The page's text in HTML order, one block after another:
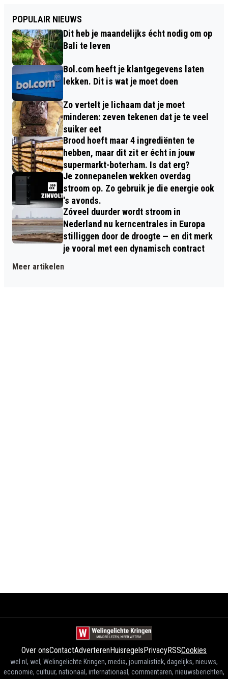
POPULAIR NIEUWS
Dit heb je maandelijks écht nodig om op
Bali te leven
Bol.com heeft je klantgegevens laten
lekken. Dit is wat je moet doen
Zo vertelt je lichaam dat je moet
minderen: zeven tekenen dat je te veel
suiker eet
Brood hoeft maar 4 ingrediënten te
hebben, maar dit zit er écht in jouw
supermarkt-boterham. Is dat erg?
Je zonnepanelen wekken overdag
stroom op. Zo gebruik je die energie ook
's avonds.
Zóveel duurder wordt stroom in
Nederland nu kerncentrales in Europa
stilliggen door de droogte — en dit merk
je vooral met een dynamisch contract
Meer artikelen
Over onsContactAdverterenHuisregelsPrivacyRSSCookies
wel.nl, wel, Welingelichte Kringen, media, journalistiek, dagelijks, nieuws,
economie, cultuur, nationaal, internationaal, commentaren, nieuwsberichten,